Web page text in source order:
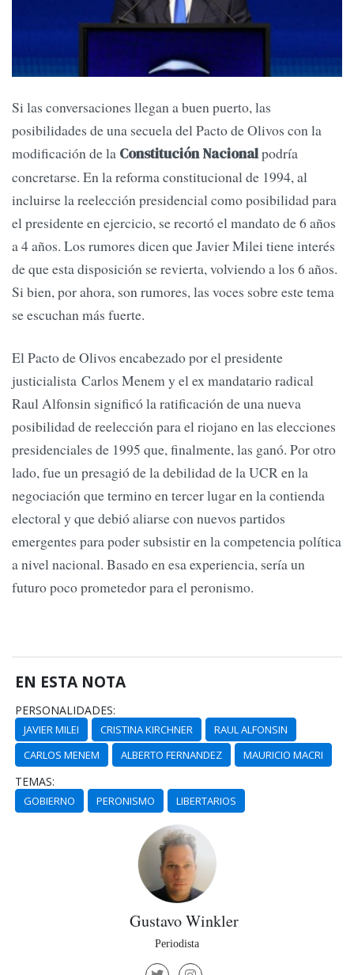
Si las conversaciones llegan a buen puerto, las
posibilidades de una secuela del Pacto de Olivos con la
modificación de la Constitución Nacionalpodría
concretarse. En la reforma constitucional de 1994, al
incluirse la reelección presidencial como posibilidad para
el presidente en ejercicio, se recortó el mandato de 6 años
a 4 años. Los rumores dicen que Javier Milei tiene interés
de que esta disposición se revierta, volviendo a los 6 años.
Si bien, por ahora, son rumores, las voces sobre este tema
se escuchan más fuerte.
El Pacto de Olivos encabezado por el presidente
justicialista Carlos Menem y el ex mandatario radical
Raul Alfonsin significó la ratificación de una nueva
posibilidad de reelección para el riojano en las elecciones
presidenciales de 1995 que, finalmente, las ganó. Por otro
lado, fue un presagió de la debilidad de la UCR en la
negociación que termino en tercer lugar en la contienda
electoral y que debió aliarse con nuevos partidos
emergentes para poder subsistir en la competencia política
a nivel nacional. Basado en esa experiencia, sería un
futuro poco prometedor para el peronismo.
EN ESTA NOTA
PERSONALIDADES:
JAVIER MILEI CRISTINA KIRCHNER
RAUL ALFONSIN
CARLOS MENEM
ALBERTO FERNANDEZ MAURICIO MACRI
TEMAS:
GOBIERNO PERONISMO LIBERTARIOS
Gustavo Winkler
Periodista